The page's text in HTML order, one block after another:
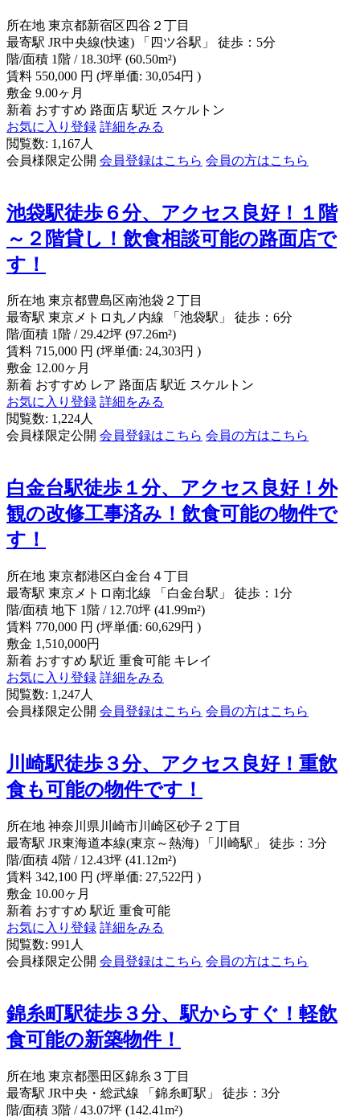
所在地 東京都新宿区四谷２丁目
最寄駅 JR中央線(快速) 「四ツ谷駅」 徒歩：5分
階/面積 1階 / 18.30坪 (60.50m²)
賃料 550,000 円 (坪単価: 30,054円 )
敷金 9.00ヶ月
新着 おすすめ 路面店 駅近 スケルトン
お気に入り登録 詳細をみる
閲覧数: 1,167人
会員様限定公開 会員登録はこちら 会員の方はこちら
池袋駅徒歩６分、アクセス良好！１階
～２階貸し！飲食相談可能の路面店で
す！
所在地 東京都豊島区南池袋２丁目
最寄駅 東京メトロ丸ノ内線 「池袋駅」 徒歩：6分
階/面積 1階 / 29.42坪 (97.26m²)
賃料 715,000 円 (坪単価: 24,303円 )
敷金 12.00ヶ月
新着 おすすめ レア 路面店 駅近 スケルトン
お気に入り登録 詳細をみる
閲覧数: 1,224人
会員様限定公開 会員登録はこちら 会員の方はこちら
白金台駅徒歩１分、アクセス良好！外
観の改修工事済み！飲食可能の物件で
す！
所在地 東京都港区白金台４丁目
最寄駅 東京メトロ南北線 「白金台駅」 徒歩：1分
階/面積 地下 1階 / 12.70坪 (41.99m²)
賃料 770,000 円 (坪単価: 60,629円 )
敷金 1,510,000円
新着 おすすめ 駅近 重食可能 キレイ
お気に入り登録 詳細をみる
閲覧数: 1,247人
会員様限定公開 会員登録はこちら 会員の方はこちら
川崎駅徒歩３分、アクセス良好！重飲
食も可能の物件です！
所在地 神奈川県川崎市川崎区砂子２丁目
最寄駅 JR東海道本線(東京～熱海) 「川崎駅」 徒歩：3分
階/面積 4階 / 12.43坪 (41.12m²)
賃料 342,100 円 (坪単価: 27,522円 )
敷金 10.00ヶ月
新着 おすすめ 駅近 重食可能
お気に入り登録 詳細をみる
閲覧数: 991人
会員様限定公開 会員登録はこちら 会員の方はこちら
錦糸町駅徒歩３分、駅からすぐ！軽飲
食可能の新築物件！
所在地 東京都墨田区錦糸３丁目
最寄駅 JR中央・総武線 「錦糸町駅」 徒歩：3分
階/面積 3階 / 43.07坪 (142.41m²)